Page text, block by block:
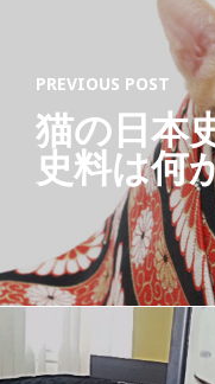
1
.
k
g
Ab
PREVIOUS POST
猫の日本
史料は何